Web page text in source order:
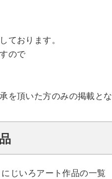
ております。
ので
頂いた方のみの掲載とな
にじいろアート作品の一覧